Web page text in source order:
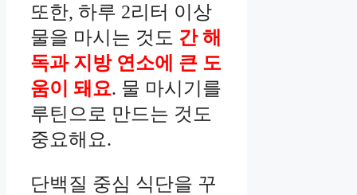
또한, 하루 2리터 이상
물을 마시는 것도 간 해
독과 지방 연소에 큰 도
움이 돼요. 물 마시기를
루틴으로 만드는 것도
중요해요.
단백질 중심 식단을 꾸